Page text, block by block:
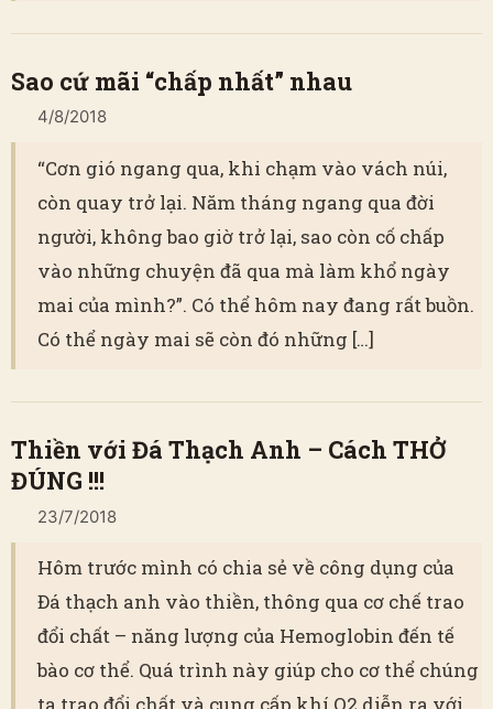
Sao cứ mãi “chấp nhất” nhau
4/8/2018
“Cơn gió ngang qua, khi chạm vào vách núi,
còn quay trở lại. Năm tháng ngang qua đời
người, không bao giờ trở lại, sao còn cố chấp
vào những chuyện đã qua mà làm khổ ngày
mai của mình?”. Có thể hôm nay đang rất buồn.
Có thể ngày mai sẽ còn đó những […]
Thiền với Đá Thạch Anh – Cách THỞ
ĐÚNG !!!
23/7/2018
Hôm trước mình có chia sẻ về công dụng của
Đá thạch anh vào thiền, thông qua cơ chế trao
đổi chất – năng lượng của Hemoglobin đến tế
bào cơ thể. Quá trình này giúp cho cơ thể chúng